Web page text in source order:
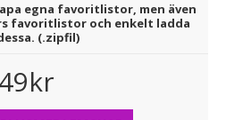
egna favoritlistor, men även
favoritlistor och enkelt ladda
(.zipfil)
49kr